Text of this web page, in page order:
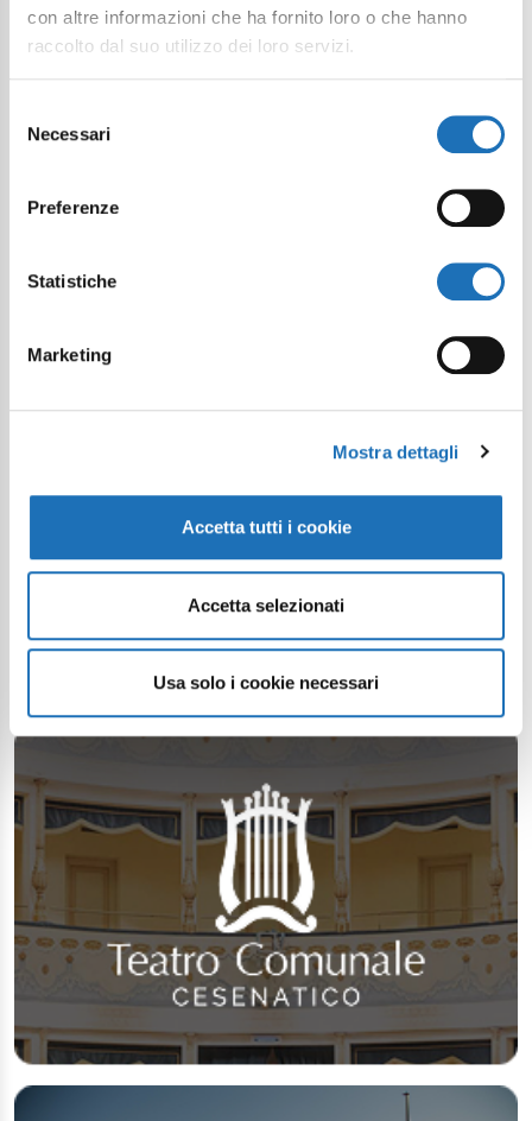
con altre informazioni che ha fornito loro o che hanno
raccolto dal suo utilizzo dei loro servizi.
delNecessari
Preferenze
Statistiche
Marketing
Mostra dettagli
Accetta tutti i cookie
Accetta selezionati
Usa solo i cookie necessari